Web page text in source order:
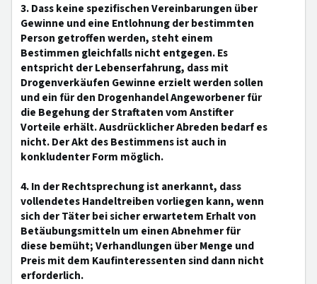
3. Dass keine spezifischen Vereinbarungen über
Gewinne und eine Entlohnung der bestimmten
Person getroffen werden, steht einem
Bestimmen gleichfalls nicht entgegen. Es
entspricht der Lebenserfahrung, dass mit
Drogenverkäufen Gewinne erzielt werden sollen
und ein für den Drogenhandel Angeworbener für
die Begehung der Straftaten vom Anstifter
Vorteile erhält. Ausdrücklicher Abreden bedarf es
nicht. Der Akt des Bestimmens ist auch in
konkludenter Form möglich.
4. In der Rechtsprechung ist anerkannt, dass
vollendetes Handeltreiben vorliegen kann, wenn
sich der Täter bei sicher erwartetem Erhalt von
Betäubungsmitteln um einen Abnehmer für
diese bemüht; Verhandlungen über Menge und
Preis mit dem Kaufinteressenten sind dann nicht
erforderlich.